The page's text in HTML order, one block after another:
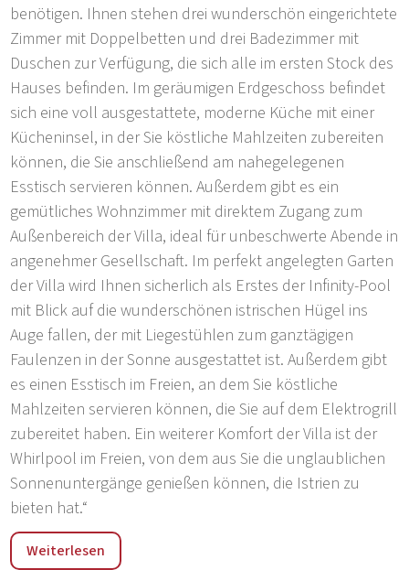
benötigen. Ihnen stehen drei wunderschön eingerichtete
Zimmer mit Doppelbetten und drei Badezimmer mit
Duschen zur Verfügung, die sich alle im ersten Stock des
Hauses befinden. Im geräumigen Erdgeschoss befindet
sich eine voll ausgestattete, moderne Küche mit einer
Kücheninsel, in der Sie köstliche Mahlzeiten zubereiten
können, die Sie anschließend am nahegelegenen
Esstisch servieren können. Außerdem gibt es ein
gemütliches Wohnzimmer mit direktem Zugang zum
Außenbereich der Villa, ideal für unbeschwerte Abende in
angenehmer Gesellschaft. Im perfekt angelegten Garten
der Villa wird Ihnen sicherlich als Erstes der Infinity-Pool
mit Blick auf die wunderschönen istrischen Hügel ins
Auge fallen, der mit Liegestühlen zum ganztägigen
Faulenzen in der Sonne ausgestattet ist. Außerdem gibt
es einen Esstisch im Freien, an dem Sie köstliche
Mahlzeiten servieren können, die Sie auf dem Elektrogrill
zubereitet haben. Ein weiterer Komfort der Villa ist der
Whirlpool im Freien, von dem aus Sie die unglaublichen
Sonnenuntergänge genießen können, die Istrien zu
bieten hat.“
„Die Villa befindet sich in Krasica, einem ruhigen Ort im
Norden Istriens. Die Adria und die Strände sind 15 km
Weiterlesen